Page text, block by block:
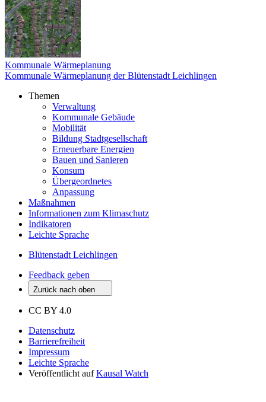
Kommunale Wärmeplanung
Kommunale Wärmeplanung der Blütenstadt Leichlingen
Themen
Verwaltung
Kommunale Gebäude
Mobilität
Bildung Stadtgesellschaft
Erneuerbare Energien
Bauen und Sanieren
Konsum
Übergeordnetes
Anpassung
Maßnahmen
Informationen zum Klimaschutz
Indikatoren
Leichte Sprache
Blütenstadt Leichlingen
Feedback geben
Zurück nach oben
CC BY 4.0
Datenschutz
Barrierefreiheit
Impressum
Leichte Sprache
Veröffentlicht auf Kausal Watch